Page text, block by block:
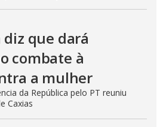
diz que dará
combate à
a mulher
da República pelo PT reuniu
Caxias